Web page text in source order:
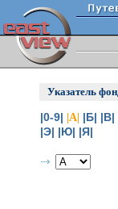
Указатель
|0-9| |А| |Б| |В|
|Э| |Ю| |Я|